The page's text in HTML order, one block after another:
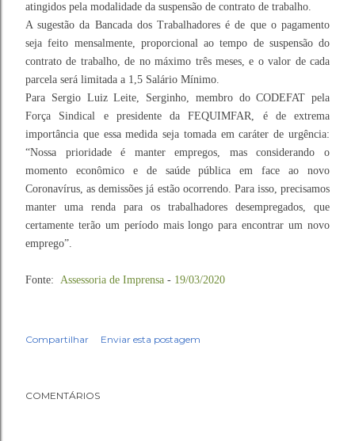
atingidos pela modalidade da suspensão de contrato de trabalho.
A sugestão da Bancada dos Trabalhadores é de que o pagamento
seja feito mensalmente, proporcional ao tempo de suspensão do
contrato de trabalho, de no máximo três meses, e o valor de cada
parcela será limitada a 1,5 Salário Mínimo.
Para Sergio Luiz Leite, Serginho, membro do CODEFAT pela
Força Sindical e presidente da FEQUIMFAR, é de extrema
importância que essa medida seja tomada em caráter de urgência:
“Nossa prioridade é manter empregos, mas considerando o
momento econômico e de saúde pública em face ao novo
Coronavírus, as demissões já estão ocorrendo. Para isso, precisamos
manter uma renda para os trabalhadores desempregados, que
certamente terão um período mais longo para encontrar um novo
emprego”.
Fonte: Assessoria de Imprensa - 19/03/2020
Compartilhar Enviar esta postagem
COMENTÁRIOS